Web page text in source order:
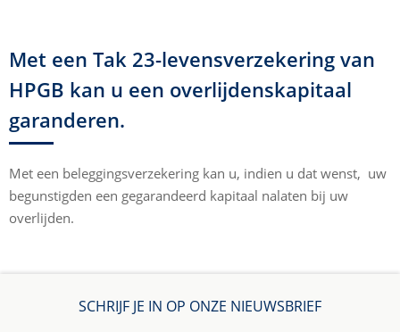
Met een Tak 23-levensverzekering van
HPGB kan u een overlijdenskapitaal
garanderen.
Met een beleggingsverzekering kan u, indien u dat wenst, uw
begunstigden een gegarandeerd kapitaal nalaten bij uw
overlijden.
SCHRIJF JE IN OP ONZE NIEUWSBRIEF